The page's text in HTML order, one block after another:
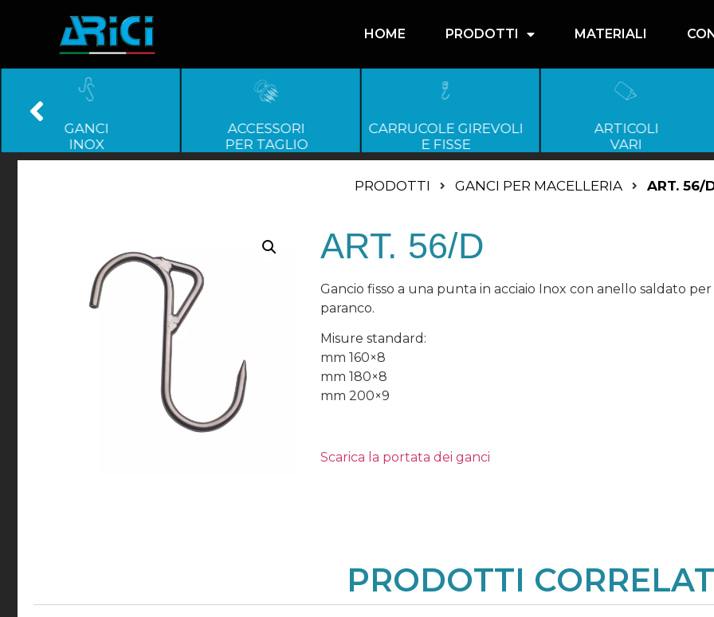
HOME PRODOTTI MATERIALI
GANCI
INOX
ACCESSORI
PER TAGLIO
CARRUCOLE GIREVOLI
E FISSE
ARTICOLI
VARI
PRODOTTI GANCI PER MACELLERIA ART. 56/
ART. 56/D
Gancio fisso a una punta in acciaio Inox con anello saldato per
paranco.
Misure standard:
mm 160×8
mm 180×8
mm 200×9
Scarica la portata dei ganci
PRODOTTI